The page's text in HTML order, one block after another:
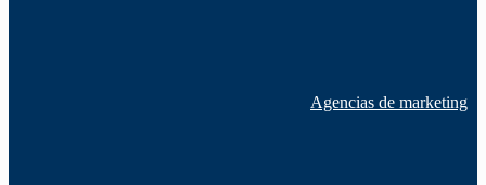
Agencias de marketing